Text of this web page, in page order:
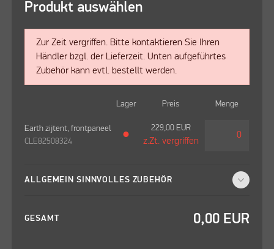
Produkt auswählen
Zur Zeit vergriffen. Bitte kontaktieren Sie Ihren
Händler bzgl. der Lieferzeit. Unten aufgeführtes
Zubehör kann evtl. bestellt werden.
Lager Preis Menge
Earth zijtent, frontpaneel
CLE82508324
●
229,00 EUR
z.Zt. vergriffen
ALLGEMEIN SINNVOLLES ZUBEHÖR
GESAMT 0,00 EUR